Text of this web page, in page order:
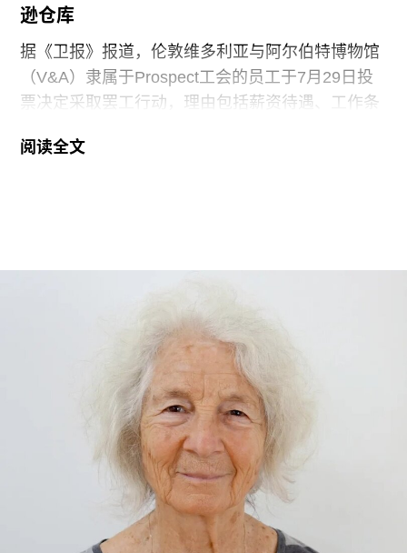
逊仓库
据《卫报》报道，伦敦维多利亚与阿尔伯特博物馆
（V&A）隶属于Prospect工会的员工于7月29日投
票决定采取罢工行动，理由包括薪资待遇、工作条
地区共运营四家博物馆，包括南肯辛顿的V&A博物
藏库的员工100%投票支持罢工行动。
V&A东馆典藏库于2025年5月开放，向公众展示了
数千件尚未在其他场馆展出的藏品。负责馆内“预约
展品”项目的员工必须全程陪同调取馆藏，只有在另
一位同事到岗接替后，才能去洗手间。与他们服务
的公众一样，这些员工也不允许将食物或饮料带入
主展厅或储藏区。
“这种展示我们文化遗产的创新模式，竟是由那些连
上厕所或喝口水都得不到充分保障的员工来实现
阅读全文